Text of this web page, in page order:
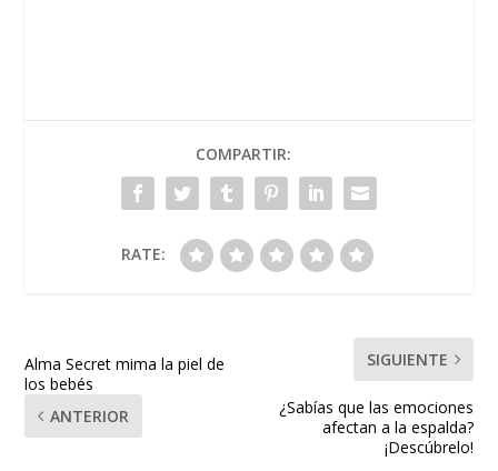
COMPARTIR:
RATE:
Alma Secret mima la piel de
los bebés
ANTERIOR
SIGUIENTE
¿Sabías que las emociones
afectan a la espalda?
¡Descúbrelo!